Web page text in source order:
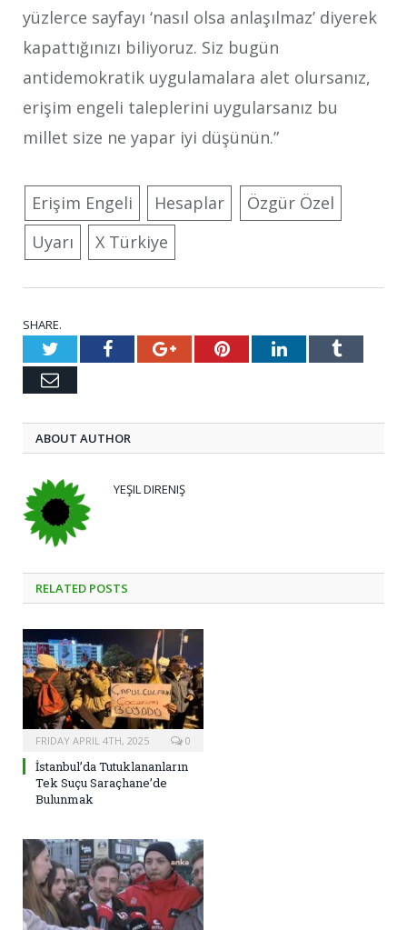
yüzlerce sayfayı ‘nasıl olsa anlaşılmaz’ diyerek
kapattığınızı biliyoruz. Siz bugün
antidemokratik uygulamalara alet olursanız,
erişim engeli taleplerini uygularsanız bu
millet size ne yapar iyi düşünün.”
Erişim Engeli Hesaplar
Özgür Özel
Uyarı
X Türkiye
SHARE.
TwitterFacebookGoogle+PinterestLinkedInTumblr
Email
ABOUT AUTHOR
YEŞIL DIRENIŞ
RELATED POSTS
FRIDAY APRIL 4TH, 2025 0
İstanbul’da Tutuklananların
Tek Suçu Saraçhane’de
Bulunmak